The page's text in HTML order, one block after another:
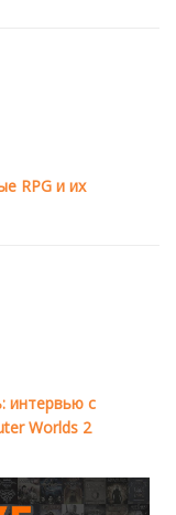
RPG и их
интервью с
Worlds 2